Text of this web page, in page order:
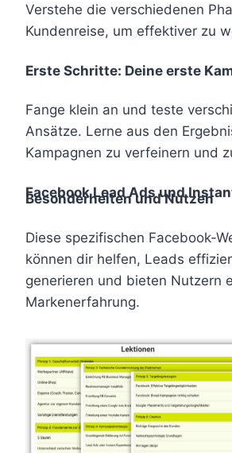
Verstehe die verschiedenen
Kundenreise, um effektiver zu
Erste Schritte: Deine erste
Fange klein an und teste
Ansätze. Lerne aus den
Kampagnen zu verfeinern und
Facebook Lead Ads und
Besonderheiten und Nutzen
Diese spezifischen Facebook-
können dir helfen, Leads
generieren und bieten Nutzern
Markenerfahrung.